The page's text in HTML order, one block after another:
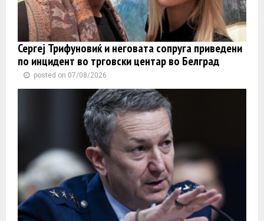
Сергеј Трифуновиќ и неговата сопруга приведени
по инцидент во трговски центар во Белград
posted on 07/08/2026